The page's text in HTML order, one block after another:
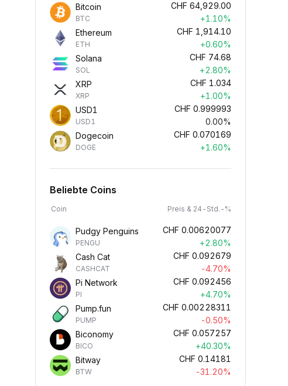
Bitcoin
BTC
CHF 64,929.00
+1.10%
Ethereum
ETH
CHF 1,914.10
+0.60%
Solana
SOL
CHF 74.68
+2.80%
XRP
XRP
CHF 1.034
+1.00%
USD1
USD1
CHF 0.999993
0.00%
Dogecoin
DOGE
CHF 0.070169
+1.60%
Beliebte Coins
Coin Preis & 24-Std.-%
Pudgy Penguins
PENGU
CHF 0.00620077
+2.80%
Cash Cat
CASHCAT
CHF 0.092679
-4.70%
Pi Network
PI
CHF 0.092456
+4.70%
Pump.fun
PUMP
CHF 0.00228311
-0.50%
Biconomy
BICO
CHF 0.057257
+40.30%
Bitway
BTW
CHF 0.14181
-31.20%